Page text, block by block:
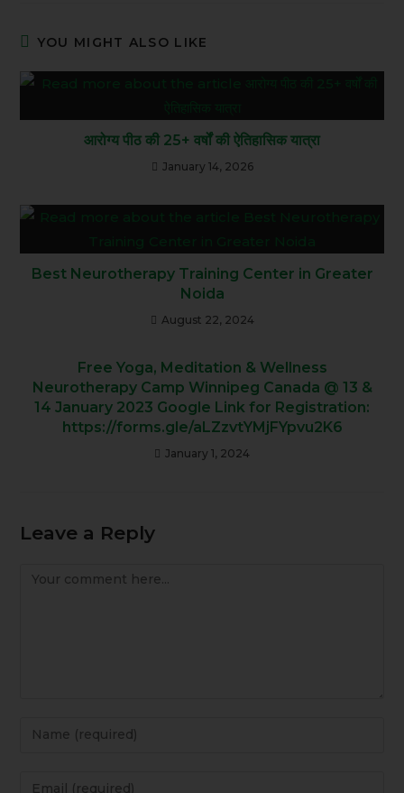
YOU MIGHT ALSO LIKE
आरोग्य पीठ की 25+ वर्षों की ऐतिहासिक यात्रा
January 14, 2026
Best Neurotherapy Training Center in Greater
Noida
August 22, 2024
Free Yoga, Meditation & Wellness
Neurotherapy Camp Winnipeg Canada @ 13 &
14 January 2023 Google Link for Registration:
https://forms.gle/aLZzvtYMjFYpvu2K6
January 1, 2024
Leave a Reply